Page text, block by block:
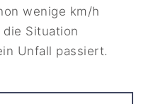
wenige km/h
Situation
Unfall passiert.